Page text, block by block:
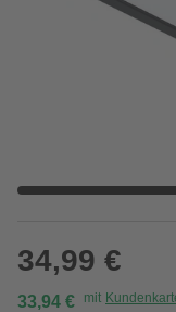
34,99 €
33,94 € mit